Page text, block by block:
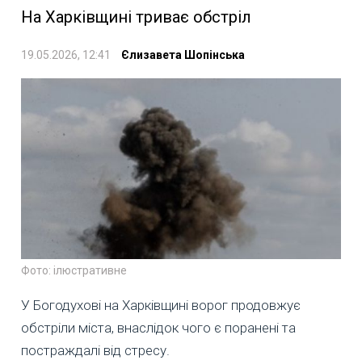
На Харківщині триває обстріл
19.05.2026, 12:41 Єлизавета Шопінська
Фото: ілюстративне
У Богодухові на Харківщині ворог продовжує
обстріли міста, внаслідок чого є поранені та
постраждалі від стресу.